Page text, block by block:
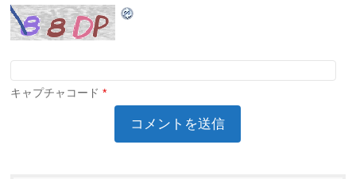
キャプチャコード *